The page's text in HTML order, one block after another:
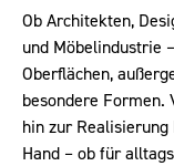
Ob Architekten,
und Möbelindustrie
Oberflächen,
besondere Formen.
hin zur
Hand – ob für